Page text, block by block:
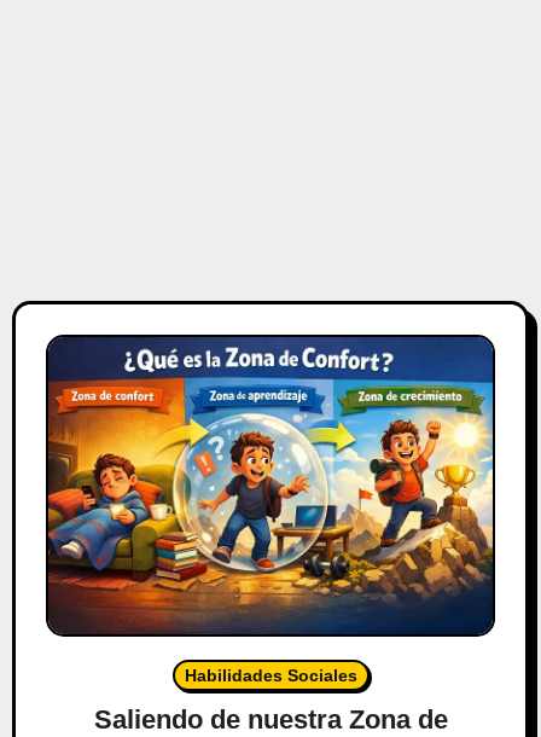
Habilidades Sociales
Saliendo de nuestra Zona de